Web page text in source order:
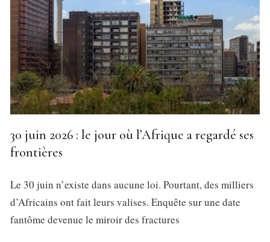
30 juin 2026 : le jour où l’Afrique a regardé ses
frontières
Le 30 juin n’existe dans aucune loi. Pourtant, des milliers
d’Africains ont fait leurs valises. Enquête sur une date
fantôme devenue le miroir des fractures